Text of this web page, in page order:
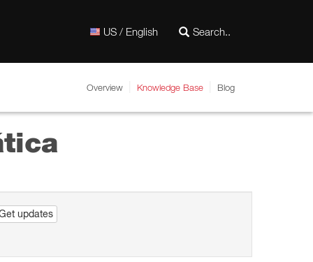
US / English
Overview Knowledge Base Blog
updates